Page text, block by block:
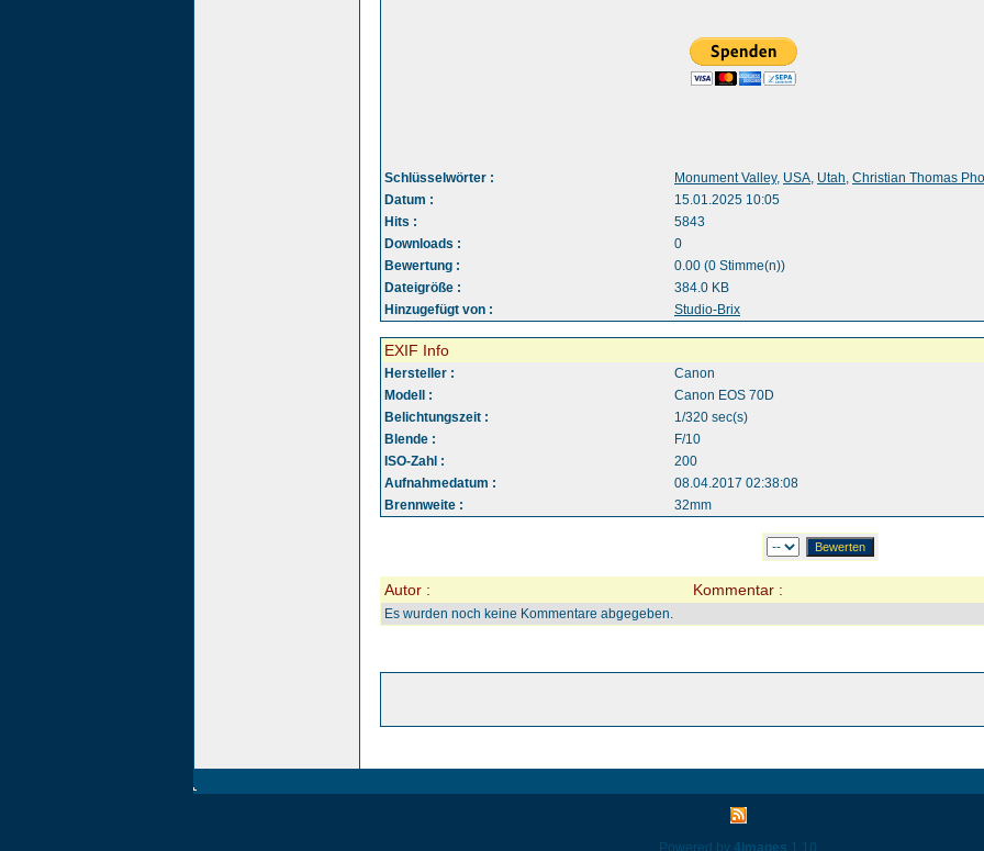
Schlüsselwörter : Monument Valley, USA, Utah, Christian Thomas
Datum :
15.01.2025 10:05
Hits :
5843
Downloads :
0
Bewertung :
0.00 (0 Stimme(n))
Dateigröße :
384.0 KB
Hinzugefügt von :
Studio-Brix
EXIF Info
Hersteller :
Canon
Modell :
Canon EOS 70D
Belichtungszeit :
1/320 sec(s)
Blende :
F/10
ISO-Zahl :
200
Aufnahmedatum :
08.04.2017 02:38:08
Brennweite :
32mm
Autor : Kommentar :
Es wurden noch keine Kommentare abgegeben.
Powered by 4images 1.10